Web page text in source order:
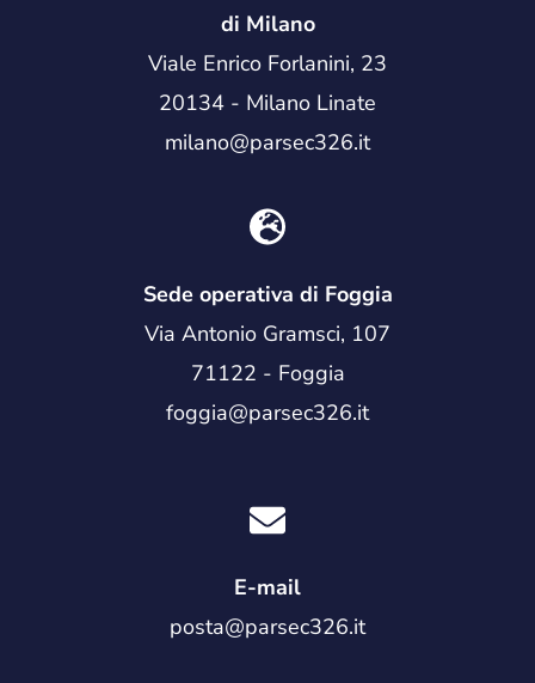
di Milano
Viale Enrico Forlanini, 23
20134 - Milano Linate
milano@parsec326.it
Sede operativa di Foggia
Via Antonio Gramsci, 107
71122 - Foggia
foggia@parsec326.it
E-mail
posta@parsec326.it